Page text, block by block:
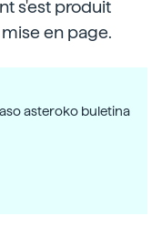
s'est produit
en page.
asteroko buletina